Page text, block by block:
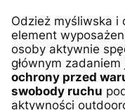
Odzież myśliwska
element
osoby aktywnie
głównym
ochrony przed
swobody ruchu
aktywności